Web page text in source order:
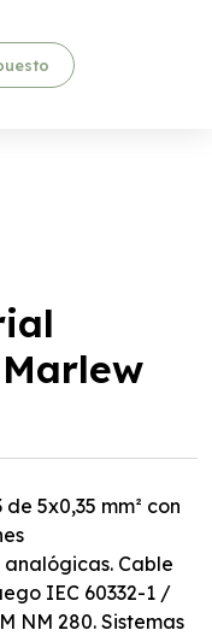
5x0,35 mm² con
Cable
IEC 60332-1 /
NM 280. Sistemas